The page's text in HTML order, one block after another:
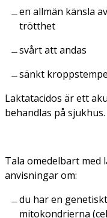
en allmän känsla
trötthet
svårt att andas
sänkt
Laktatacidos är ett
behandlas på sjukhus.
Tala omedelbart
anvisningar om:
du har en
mitokondrierna